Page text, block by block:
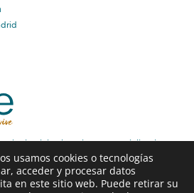
de viajes boutique especializada
viajes familiares premium y
sin preocupaciones.
usamos cookies o tecnologías
acceder y procesar datos
en este sitio web. Puede retirar su